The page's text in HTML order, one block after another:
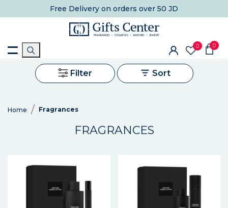
Free Delivery on orders over 50 JD
0 0
Filter Sort
Home Fragrances
FRAGRANCES